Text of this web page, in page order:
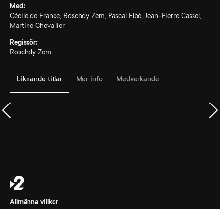
Med:
Cécile de France, Roschdy Zem, Pascal Elbé, Jean-Pierre Cassel,
Martine Chevallier
Regissör:
Roschdy Zem
Liknande titlar Mer info Medverkande
Allmänna villkor